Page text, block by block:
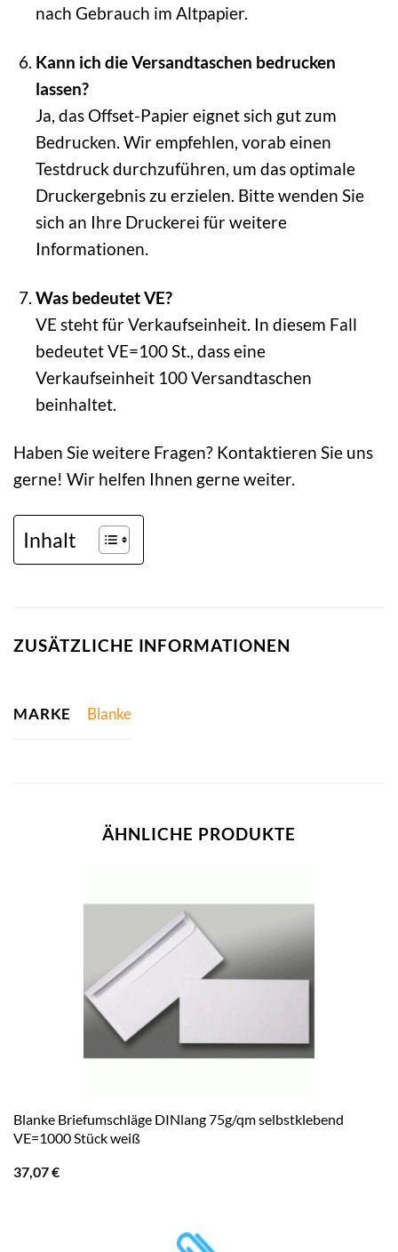
nach Gebrauch im Altpapier.
Kann ich die Versandtaschen bedrucken
lassen?
Ja, das Offset-Papier eignet sich gut zum
Bedrucken. Wir empfehlen, vorab einen
Testdruck durchzuführen, um das optimale
Druckergebnis zu erzielen. Bitte wenden Sie
sich an Ihre Druckerei für weitere
Informationen.
Was bedeutet VE?
VE steht für Verkaufseinheit. In diesem Fall
bedeutet VE=100 St., dass eine
Verkaufseinheit 100 Versandtaschen
beinhaltet.
Haben Sie weitere Fragen? Kontaktieren Sie uns
gerne! Wir helfen Ihnen gerne weiter.
Inhalt
ZUSÄTZLICHE INFORMATIONEN
MARKE Blanke
ÄHNLICHE PRODUKTE
Blanke Briefumschläge DINlang 75g/qm selbstklebend
VE=1000 Stück weiß
37,07€